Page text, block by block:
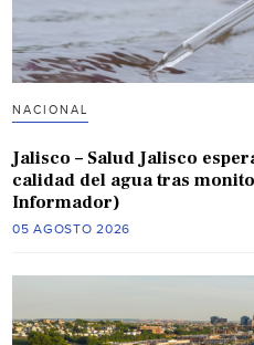
NACIONAL
Jalisco – Salud Jalisco
calidad del agua tras
Informador)
05 AGOSTO 2026